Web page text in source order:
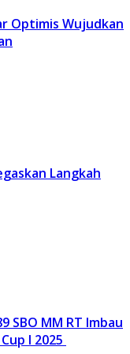
Optimis Wujudkan
Langkah
SBO MM RT Imbau
I 2025